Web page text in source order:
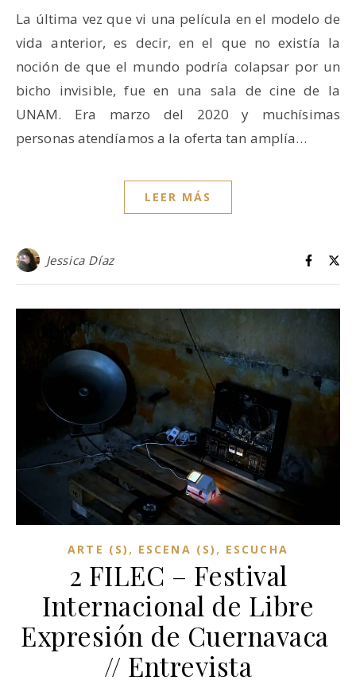
La última vez que vi una película en el modelo de
vida anterior, es decir, en el que no existía la
noción de que el mundo podría colapsar por un
bicho invisible, fue en una sala de cine de la
UNAM. Era marzo del 2020 y muchísimas
personas atendíamos a la oferta tan amplía…
LEER MÁS
Jessica Díaz
ARTE (S) , ESCENA (S) , ESCUCHA
2 FILEC – Festival
Internacional de Libre
Expresión de Cuernavaca
// Entrevista